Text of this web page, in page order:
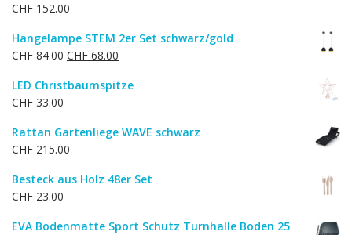
CHF 152.00
Hängelampe STEM 2er Set schwarz/gold
CHF84.00 Ursprünglicher
war:
CHF 68.00
ist:
LED Christbaumspitze
CHF 33.00
Rattan Gartenliege WAVE schwarz
CHF 215.00
Besteck aus Holz 48er Set
CHF 23.00
EVA Bodenmatte Sport Schutz Turnhalle Boden 25